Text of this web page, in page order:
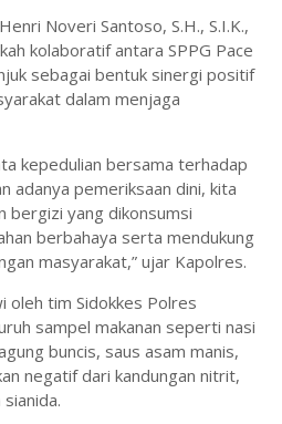
Noveri Santoso, S.H., S.I.K.,
kolaboratif antara SPPG Pace
sebagai bentuk sinergi positif
dalam menjaga
kepedulian bersama terhadap
adanya pemeriksaan dini, kita
bergizi yang dikonsumsi
berbahaya serta mendukung
masyarakat,” ujar Kapolres.
oleh tim Sidokkes Polres
sampel makanan seperti nasi
buncis, saus asam manis,
negatif dari kandungan nitrit,